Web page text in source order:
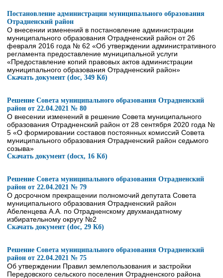
Постановление администрации муниципального образования
Отрадненский район
О внесении изменений в постановление администрации
муниципального образования Отрадненский район от 26
февраля 2016 года № 62 «Об утверждении административного
регламента предоставление муниципальной услуги
«Предоставление копий правовых актов администрации
муниципального образования Отрадненский район»
Скачать документ (doc, 349 Кб)
Решение Совета муниципального образования Отрадненский
район от 22.04.2021 № 80
О внесении изменений в решение Совета муниципального
образования Отрадненский район от 28 сентября 2020 года №
5 «О формировании составов постоянных комиссий Совета
муниципального образования Отрадненский район седьмого
созыва»
Скачать документ (docx, 16 Кб)
Решение Совета муниципального образования Отрадненский
район от 22.04.2021 № 79
О досрочном прекращении полномочий депутата Совета
муниципального образования Отрадненский район
Абеленцева А.А. по Отрадненскому двухмандатному
избирательному округу №2
Скачать документ (doc, 29 Кб)
Решение Совета муниципального образования Отрадненский
район от 22.04.2021 № 75
Об утверждении Правил землепользования и застройки
Передовского сельского поселения Отрадненского района